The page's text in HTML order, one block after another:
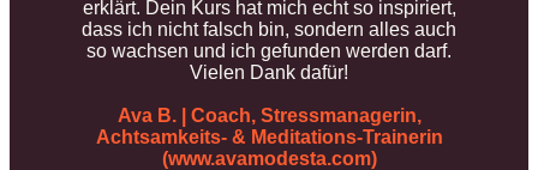
erklärt. Dein Kurs hat mich echt so inspiriert,
dass ich nicht falsch bin, sondern alles auch
so wachsen und ich gefunden werden darf.
Vielen Dank dafür!
Ava B. | Coach, Stressmanagerin,
Achtsamkeits- & Meditations-Trainerin
(www.avamodesta.com)